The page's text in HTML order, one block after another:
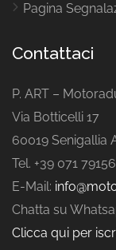
Pagina
Contattaci
P. ART –
Via Botticelli 17
60019 Senigallia
Tel. +39 071
E-Mail:
Chatta su
Clicca qui per